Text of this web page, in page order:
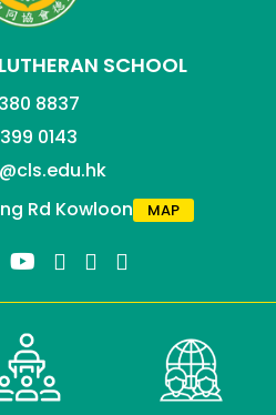
SCHOOL
8837
0143
Rd Kowloon
MAP